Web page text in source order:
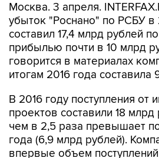
Москва. 3 апреля.
убыток "Роснано" по РСБУ в
составил 17,4 млрд рублей
прибылью почти в 10 млрд
говорится в материалах
итогам 2016 года составила
В 2016 году поступления от
проектов составили 18
чем в 2,5 раза превышает
года (6,9 млрд рублей).
впервые объем